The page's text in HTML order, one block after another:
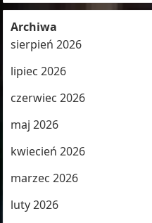
Archiwa
sierpień 2026
lipiec 2026
czerwiec 2026
maj 2026
kwiecień 2026
marzec 2026
luty 2026